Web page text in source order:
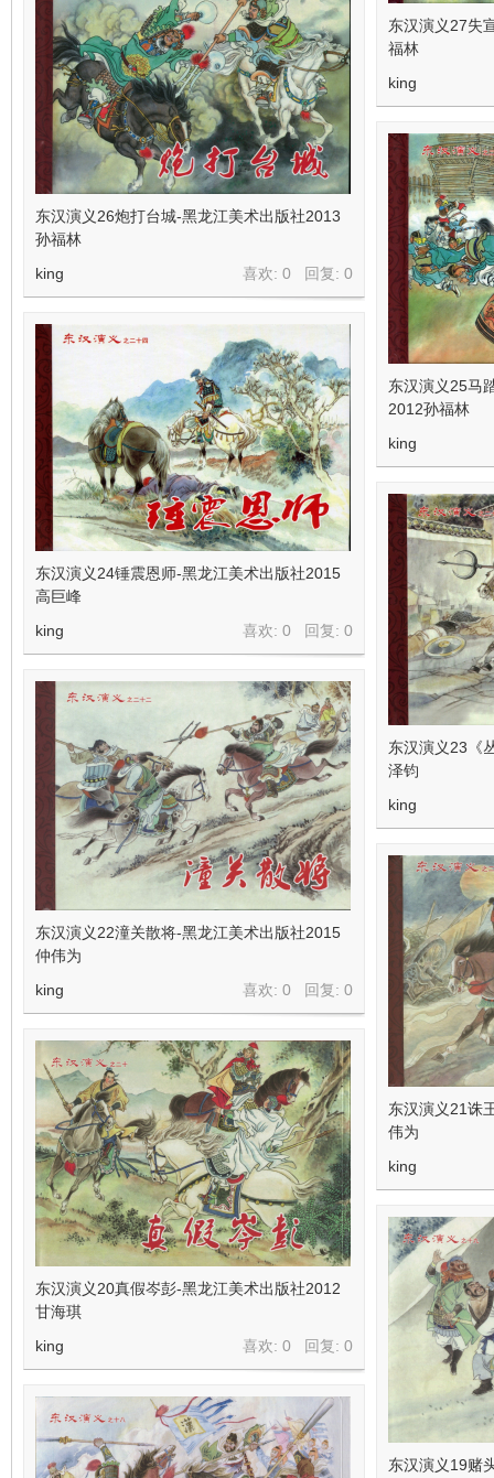
东汉演义27失
福林
king
东汉演义26炮打台城-黑龙江美术出版社2013
孙福林
喜欢: 0 回复: 0
king
东汉演义25马
2012孙福林
king
东汉演义24锤震恩师-黑龙江美术出版社2015
高巨峰
喜欢: 0 回复: 0
king
东汉演义23《
泽钧
king
东汉演义22潼关散将-黑龙江美术出版社2015
仲伟为
喜欢: 0 回复: 0
king
东汉演义21诛
伟为
king
东汉演义20真假岑彭-黑龙江美术出版社2012
甘海琪
喜欢: 0 回复: 0
king
东汉演义19赌